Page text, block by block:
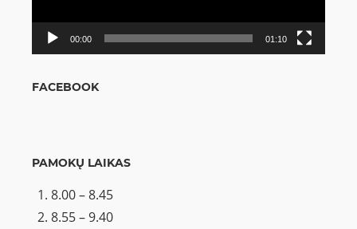
00:00 01:10
FACEBOOK
PAMOKŲ LAIKAS
8.00 – 8.45
8.55 – 9.40